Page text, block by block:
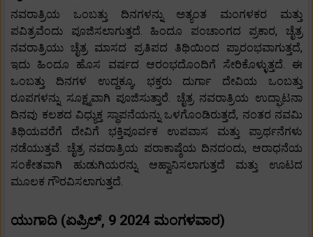
ನವರಾತ್ರಿಯ ಒಂಬತ್ತು ದಿನಗಳನ್ನು ಅತ್ಯಂತ ಮಂಗಳಕರ ಮತ್ತು
ಪವಿತ್ರವೆಂದು ಪೂಜಿಸಲಾಗುತ್ತದೆ. ಹಿಂದೂ ಪಂಚಾಂಗದ ಪ್ರಕಾರ, ಚೈತ್ರ
ನವರಾತ್ರಿಯು ಚೈತ್ರ ಮಾಸದ ಪ್ರತಿಪದ ತಿಥಿಯಿಂದ ಪ್ರಾರಂಭವಾಗುತ್ತದೆ,
ಇದು ಹಿಂದೂ ಹೊಸ ವರ್ಷದ ಆರಂಭದೊಂದಿಗೆ ಸೇರಿಕೊಳ್ಳುತ್ತದೆ. ಈ
ಒಂಬತ್ತು ದಿನಗಳ ಉದ್ದಕ್ಕೂ, ಭಕ್ತರು ದುರ್ಗಾ ದೇವಿಯ ಒಂಬತ್ತು
ರೂಪಗಳನ್ನು ಸೂಕ್ಷ್ಮವಾಗಿ ಪೂಜಿಸುತ್ತಾರೆ. ಚೈತ್ರ ನವರಾತ್ರಿಯ ಉದ್ಘಾಟನಾ
ದಿನವು ಕಲಶದ ವಿಧ್ಯುಕ್ತ ಸ್ಥಾಪನೆಯನ್ನು ಒಳಗೊಂಡಿರುತ್ತದೆ, ನಂತರ ನವಮಿ
ತಿಥಿಯವರೆಗೆ ದೇವಿಗೆ ಭಕ್ತಿಪೂರ್ವಕ ಉಪವಾಸ ಮತ್ತು ಪ್ರಾರ್ಥನೆಗಳು
ನಡೆಯುತ್ತವೆ. ಚೈತ್ರ ನವರಾತ್ರಿಯ ಪರಾಕಾಷ್ಠೆಯ ದಿನದಂದು, ಆರಾಧನೆಯ
ಸಂಕೇತವಾಗಿ ಹುಡುಗಿಯರನ್ನು ಆಹ್ವಾನಿಸಲಾಗುತ್ತದೆ ಮತ್ತು ಊಟದ
ಮೂಲಕ ಗೌರವಿಸಲಾಗುತ್ತದೆ.
ಯುಗಾದಿ (ಏಪ್ರಿಲ್, 9 2024 ಮಂಗಳವಾರ)